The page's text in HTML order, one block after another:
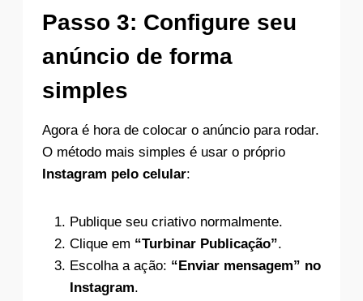
Passo 3: Configure seu
anúncio de forma
simples
Agora é hora de colocar o anúncio para rodar.
O método mais simples é usar o próprio
Instagram pelo celular:
Publique seu criativo normalmente.
Clique em “Turbinar Publicação”.
Escolha a ação: “Enviar mensagem” no
Instagram.